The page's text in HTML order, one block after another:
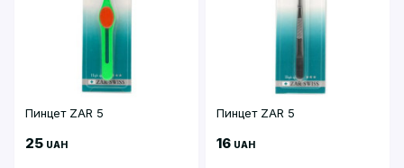
Пинцет ZAR 5
25 UAH
Пинцет ZAR 5
16 UAH